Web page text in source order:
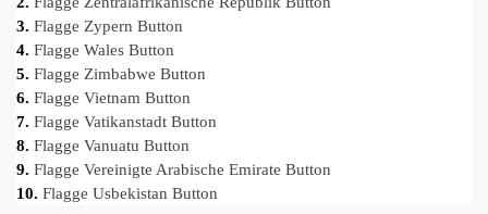
3. Flagge Zypern Button
4. Flagge Wales Button
5. Flagge Zimbabwe Button
6. Flagge Vietnam Button
7. Flagge Vatikanstadt Button
8. Flagge Vanuatu Button
9. Flagge Vereinigte Arabische Emirate Button
10. Flagge Usbekistan Button